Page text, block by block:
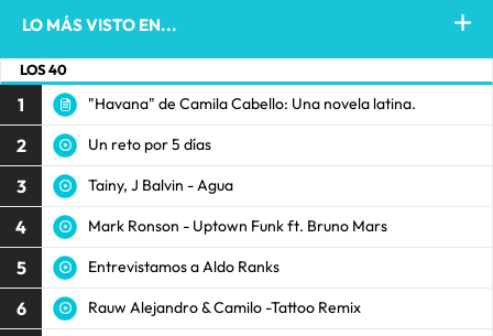
LO MÁS VISTO EN...
LOS 40
1 "Havana" de Camila Cabello: Una novela latina.
2 Un reto por 5 días
3 Tainy, J Balvin - Agua
4 Mark Ronson - Uptown Funk ft. Bruno Mars
5 Entrevistamos a Aldo Ranks
6 Rauw Alejandro & Camilo -Tattoo Remix